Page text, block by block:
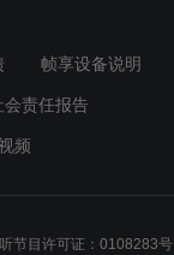
帧享设备说明
会责任报告
频
节目许可证：0108283号